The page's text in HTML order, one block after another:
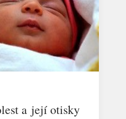
a její otisky